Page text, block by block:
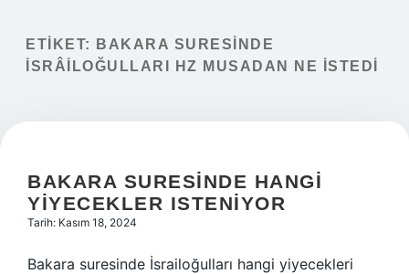
Yasal Uyarı
ETIKET:
BAKARA SURESINDE
İSRÂILOĞULLARI HZ MUSADAN NE ISTEDI
BAKARA SURESINDE HANGI
YIYECEKLER ISTENIYOR
Tarih: Kasım 18, 2024
Bakara suresinde İsrailoğulları hangi yiyecekleri